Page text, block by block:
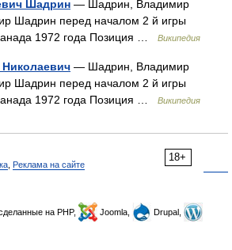
Шадрин — Шадрин, Владимир
Шадрин перед началом 2 й игры
1972 года Позиция …
Википедия
— Шадрин, Владимир
Шадрин перед началом 2 й игры
1972 года Позиция …
Википедия
18+
Реклама на сайте
сделанные на PHP, Joomla,
Drupal,